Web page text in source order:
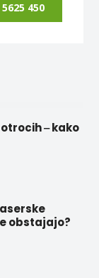
450
‒ kako
obstajajo?